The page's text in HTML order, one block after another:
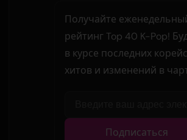
Получайте
рейтинг Top 40 K-Pop!
в курсе последних
хитов и изменений в
Подписаться